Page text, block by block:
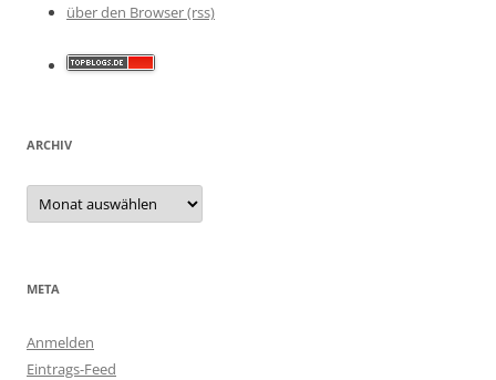
über den Browser (rss)
ARCHIV
Archiv
META
Anmelden
Eintrags-Feed